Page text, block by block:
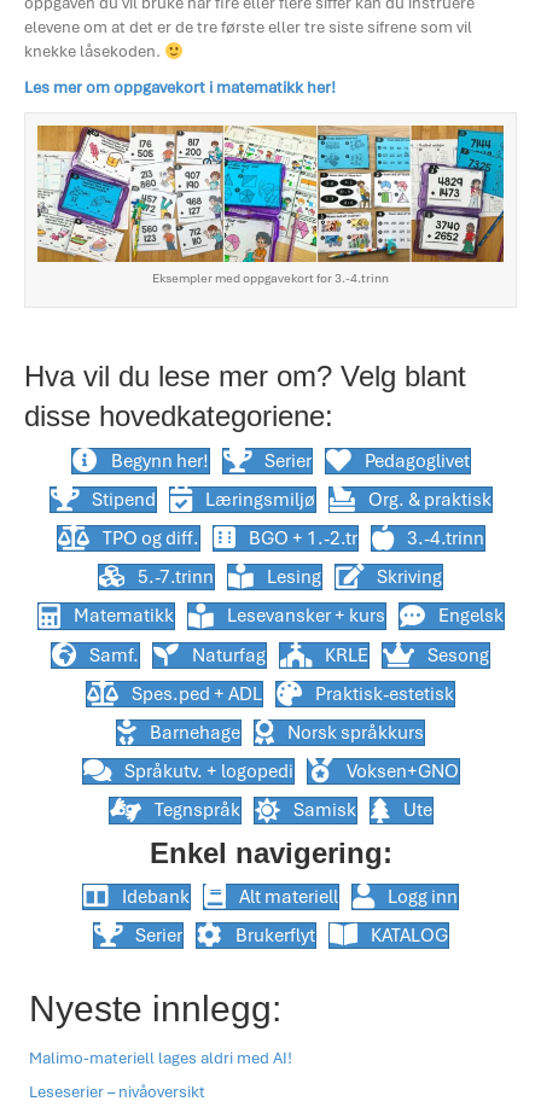
elevene om at det er de tre første eller tre siste sifrene som vil
knekke låsekoden.
Les mer om oppgavekort i matematikk her!
Eksempler med oppgavekort for 3.-4.trinn
Hva vil du lese mer om? Velg blant
disse hovedkategoriene:
Begynn her! Serier
Pedagoglivet
Stipend
Læringsmiljø
Org. & praktisk
TPO og diff.
BGO + 1.-2.tr
3.-4.trinn
5.-7.trinn
Lesing
Skriving
Matematikk
Lesevansker + kurs
Engelsk
Samf.
Naturfag KRLE
Sesong
Spes.ped + ADL
Praktisk-estetisk
Barnehage
Norsk språkkurs
Språkutv. + logopedi
Voksen+GNO
Tegnspråk
Samisk Ute
Enkel navigering:
Idebank Alt materiell
Logg inn
Serier
Brukerflyt KATALOG
Nyeste innlegg:
Malimo-materiell lages aldri med AI!
Leseserier – nivåoversikt